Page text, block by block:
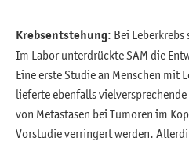
Krebsentstehung: Bei
Im Labor unterdrückte SAM die
Eine erste Studie an Menschen mit
lieferte ebenfalls
von Metastasen bei Tumoren im
Vorstudie verringert werden.